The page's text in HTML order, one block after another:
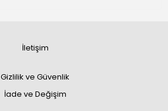
İletişim
Gizlilik ve Güvenlik
İade ve Değişim